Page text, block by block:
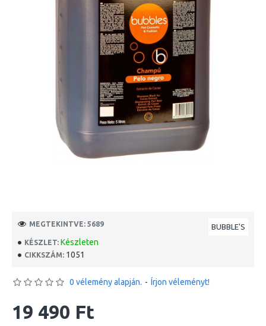
KÉSZLET: Készleten
CIKKSZÁM: 1051
BUBBLE'S
MEGTEKINTVE: 5689
0 vélemény alapján. - Írjon véleményt!
19 490 Ft